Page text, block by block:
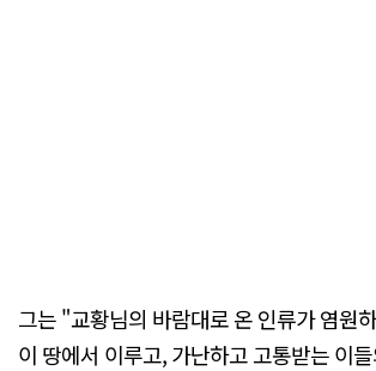
그는 "교황님의 바람대로 온 인류가 염원
이 땅에서 이루고, 가난하고 고통받는 이